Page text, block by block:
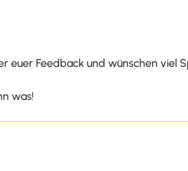
euer Feedback und wünschen viel
was!